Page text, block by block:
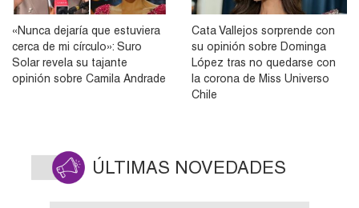
«Nunca dejaría que estuviera
cerca de mi círculo»: Suro
Solar revela su tajante
opinión sobre Camila Andrade
Cata Vallejos sorprende con
su opinión sobre Dominga
López tras no quedarse con
la corona de Miss Universo
Chile
ÚLTIMAS NOVEDADES